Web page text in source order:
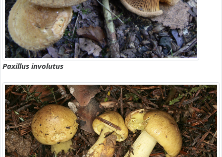
Paxillus involutus